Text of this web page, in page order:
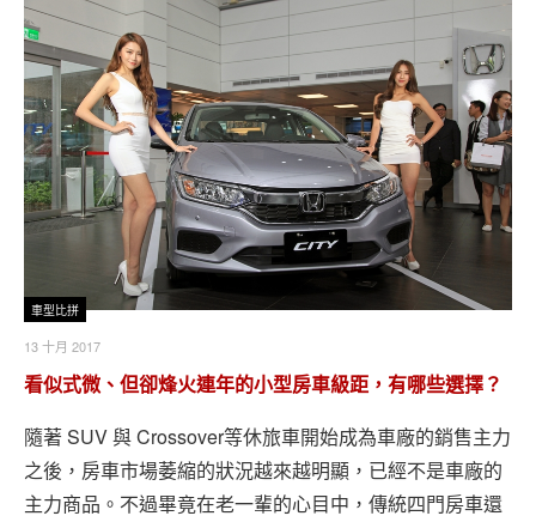
車型比拼
13 十月 2017
看似式微、但卻烽火連年的小型房車級距，有哪些選擇？
隨著 SUV 與 Crossover等休旅車開始成為車廠的銷售主力
之後，房車市場萎縮的狀況越來越明顯，已經不是車廠的
主力商品。不過畢竟在老一輩的心目中，傳統四門房車還